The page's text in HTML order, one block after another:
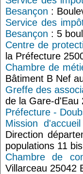
Besançon :
Service des
Besançon : 5
Centre de
la Préfecture
Chambre de
Bâtiment B Nef
Greffe des
de la Gare-d'Eau
Préfecture -
Mission
Direction
populations 11
Chambre de
Villarceau 25042